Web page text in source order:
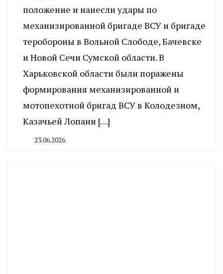
положение и нанесли удары по
механизированной бригаде ВСУ и бригаде
теробороны в Вольной Слободе, Бачевске
и Новой Сечи Сумской области. В
Харьковской области были поражены
формирования механизированной и
мотопехотной бригад ВСУ в Колодезном,
Казачьей Лопани […]
23.06.2026